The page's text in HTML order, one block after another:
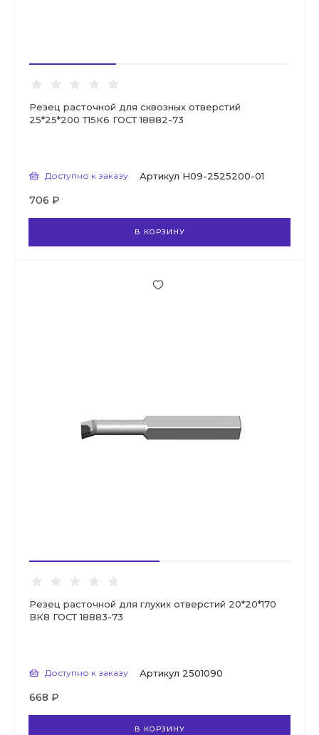
Резец расточной для сквозных отверстий
25*25*200 Т15К6 ГОСТ 18882-73
Доступно к заказу Артикул Н09-2525200-01
706 ₽
В КОРЗИНУ
Резец расточной для глухих отверстий 20*20*170
ВК8 ГОСТ 18883-73
Доступно к заказу Артикул 2501090
668 ₽
В КОРЗИНУ